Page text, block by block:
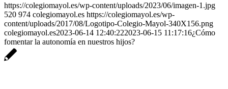
https://colegiomayol.es/wp-content/uploads/2023/06/imagen-1.jpg
520 974 colegiomayol.es https://colegiomayol.es/wp-
content/uploads/2017/08/Logotipo-Colegio-Mayol-340X156.png
colegiomayol.es2023-06-14 12:40:222023-06-15 11:17:16¿Cómo
fomentar la autonomía en nuestros hijos?